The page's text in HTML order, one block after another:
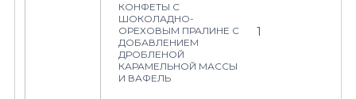
КОНФЕТЫ С
ШОКОЛАДНО-
ОРЕХОВЫМ ПРАЛИНЕ С
ДОБАВЛЕНИЕМ
ДРОБЛЕНОЙ
КАРАМЕЛЬНОЙ МАССЫ
И ВАФЕЛЬ
1